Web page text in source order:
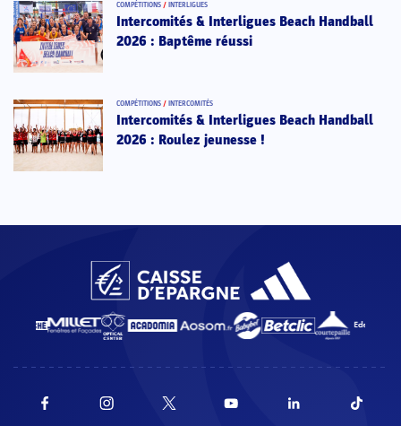
COMPÉTITIONS / INTERLIGUES
Intercomités & Interligues Beach Handball
2026 : Baptême réussi
COMPÉTITIONS / INTERCOMITÉS
Intercomités & Interligues Beach Handball
2026 : Roulez jeunesse !